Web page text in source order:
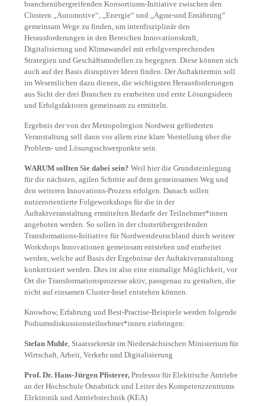
branchenübergreifenden Konsortiums-Initiative zwischen den
Clustern „Automotive“, „Energie“ und „Agrar-und Ernährung“
gemeinsam Wege zu finden, um interdisziplinär den
Herausforderungen in den Bereichen Innovationskraft,
Digitalisierung und Klimawandel mit erfolgversprechenden
Strategien und Geschäftsmodellen zu begegnen. Diese können sich
auch auf der Basis disruptiver Ideen finden. Der Auftakttermin soll
im Wesentlichen dazu dienen, die wichtigsten Herausforderungen
aus Sicht der drei Branchen zu erarbeiten und erste Lösungsideen
und Erfolgsfaktoren gemeinsam zu ermitteln.
Ergebnis der von der Metropolregion Nordwest geförderten
Veranstaltung soll dann vor allem eine klare Vorstellung über die
Problem- und Lösungsschwerpunkte sein.
WARUM sollten Sie dabei sein? Weil hier die Grundsteinlegung
für die nächsten, agilen Schritte auf dem gemeinsamen Weg und
den weiteren Innovations-Prozess erfolgen. Danach sollen
nutzerorientierte Folgeworkshops für die in der
Auftaktveranstaltung ermittelten Bedarfe der Teilnehmer*innen
angeboten werden. So sollen in der clusterübergreifenden
Transformations-Initiative für Nordwestdeutschland durch weitere
Workshops Innovationen gemeinsam entstehen und erarbeitet
werden, welche auf Basis der Ergebnisse der Auftaktveranstaltung
konkretisiert werden. Dies ist also eine einmalige Möglichkeit, vor
Ort die Transformationsprozesse aktiv, passgenau zu gestalten, die
nicht auf einsamen Cluster-Insel entstehen können.
Knowhow, Erfahrung und Best-Practise-Beispiele werden folgende
Podiumsdiskussionsteilnehmer*innen einbringen:
Stefan Muhle, Staatssekretär im Niedersächsischen Ministerium für
Wirtschaft, Arbeit, Verkehr und Digitalisierung
Prof. Dr. Hans-Jürgen Pfisterer, Professor für Elektrische Antriebe
an der Hochschule Osnabrück und Leiter des Kompetenzzentrums
Elektronik und Antriebstechnik (KEA)